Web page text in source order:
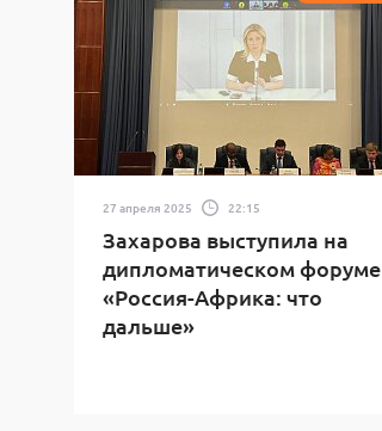
27 апреля 2025 22:15
Захарова выступила на
дипломатическом форуме
«Россия-Африка: что
дальше»